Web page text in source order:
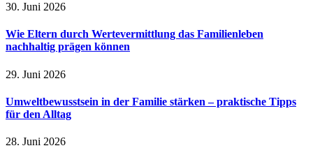
30. Juni 2026
Wie Eltern durch Wertevermittlung das Familienleben
nachhaltig prägen können
29. Juni 2026
Umweltbewusstsein in der Familie stärken – praktische Tipps
für den Alltag
28. Juni 2026